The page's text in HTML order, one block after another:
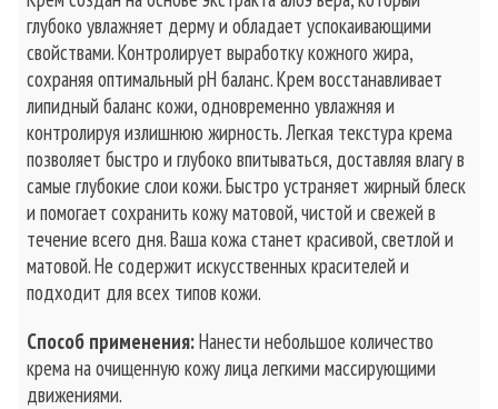
глубоко увлажняет дерму и обладает успокаивающими
свойствами. Контролирует выработку кожного жира,
сохраняя оптимальный рН баланс. Крем восстанавливает
липидный баланс кожи, одновременно увлажняя и
контролируя излишнюю жирность. Легкая текстура крема
позволяет быстро и глубоко впитываться, доставляя влагу в
самые глубокие слои кожи. Быстро устраняет жирный блеск
и помогает сохранить кожу матовой, чистой и свежей в
течение всего дня. Ваша кожа станет красивой, светлой и
матовой. Не содержит искусственных красителей и
подходит для всех типов кожи.
Способ применения:Нанести небольшое количество
крема на очищенную кожу лица легкими массирующими
движениями.